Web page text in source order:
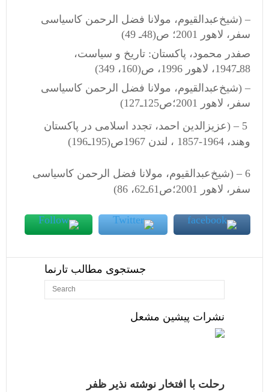
– (شیخ‌عبدالقیوم‌، مولانا فضل ‌الرحمن‌ كاسیاسی
سفر، لاهور 2001؛ ص(‌48ـ 49)
صفدر محمود، پاكستان‌: تاریخ‌ و سیاست‌،
88ـ1947، لاهور 1996، ص(‌160، 349)
– (شیخ‌عبدالقیوم‌، مولانا فضل ‌الرحمن‌ كاسیاسی
سفر، لاهور 2001؛ص‌125ـ127)
5 – (عزیزالدین‌ احمد، تجدد اسلامی در پاکستان
وهند، 1964-1857 ، لندن 1967ص(‌195ـ196)
6 – (شیخ‌عبدالقیوم‌، مولانا فضل ‌الرحمن‌ كاسیاسی
سفر، لاهور 2001؛ص‌61ـ62، 86)
جستجوی مطالب تارنما
نشرات پیشین مشعل
رحلت با افتخار نوشته نذیر ظفر